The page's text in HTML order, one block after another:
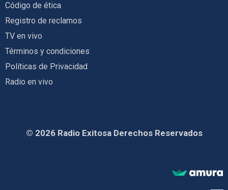
Código de ética
Registro de reclamos
TV en vivo
Términos y condiciones
Políticas de Privacidad
Radio en vivo
© 2026 Radio Exitosa Derechos Reservados